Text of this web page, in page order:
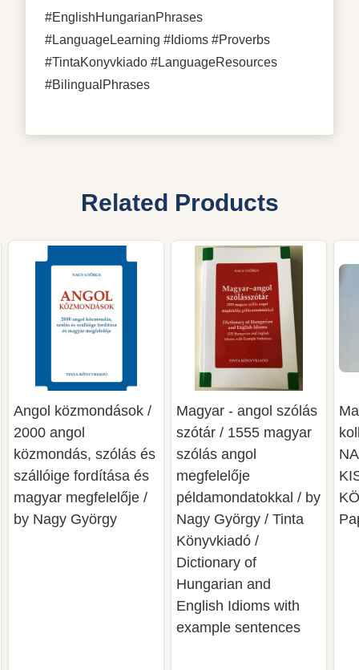
#EnglishHungarianPhrases
#LanguageLearning #Idioms #Proverbs
#TintaKonyvkiado #LanguageResources
#BilingualPhrases
Related Products
Angol közmondások /
2000 angol
közmondás, szólás és
szállóige fordítása és
magyar megfelelője /
by Nagy György
Magyar - angol szólás
szótár / 1555 magyar
szólás angol
megfelelője
példamondatokkal / by
Nagy György / Tinta
Könyvkiadó /
Dictionary of
Hungarian and
English Idioms with
example sentences